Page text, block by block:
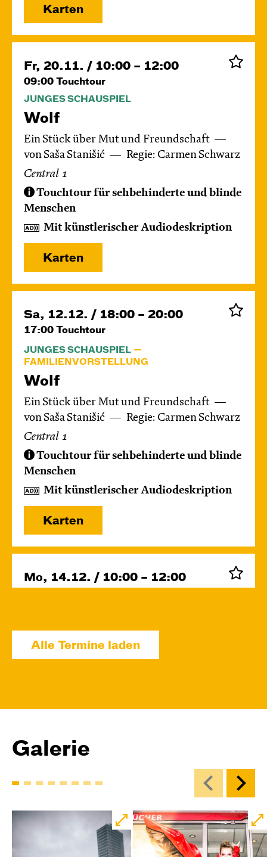
Karten
Fr, 20.11. / 10:00 – 12:00
09:00 Touchtour
JUNGES SCHAUSPIEL
Wolf
Ein Stück über Mut und Freundschaft
von Saša Stanišić
Regie: Carmen Schwarz
Central 1
Touchtour für sehbehinderte und blinde
Menschen
Mit künstlerischer Audiodeskription
Karten
Sa, 12.12. / 18:00 – 20:00
17:00 Touchtour
JUNGES SCHAUSPIEL
FAMILIENVORSTELLUNG
Wolf
Ein Stück über Mut und Freundschaft
von Saša Stanišić
Regie: Carmen Schwarz
Central 1
Touchtour für sehbehinderte und blinde
Menschen
Mit künstlerischer Audiodeskription
Karten
Mo, 14.12. / 10:00 – 12:00
Wolf
Ein Stück über Mut und Freundschaft
Mit künstlerischer Audiodeskription
Di, 15.12. / 10:00 – 12:00
Touchtour
Alle Termine laden
Galerie